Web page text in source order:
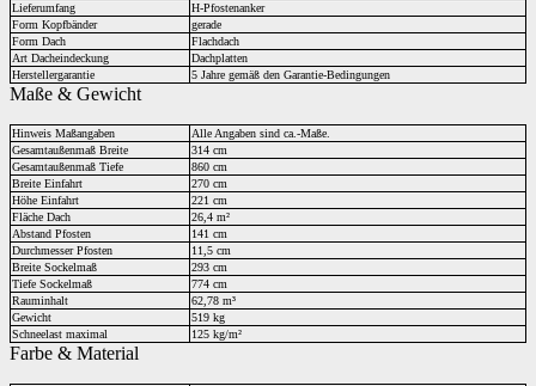
Lieferumfang
H-Pfostenanker
Form Kopfbänder
gerade
Form Dach
Flachdach
Art Dacheindeckung
Dachplatten
Herstellergarantie
5 Jahre gemäß den Garantie-Bedingungen
Maße & Gewicht
Hinweis Maßangaben
Alle Angaben sind ca.-Maße.
Gesamtaußenmaß Breite
314 cm
Gesamtaußenmaß Tiefe
860 cm
Breite Einfahrt
270 cm
Höhe Einfahrt
221 cm
Fläche Dach
26,4 m²
Abstand Pfosten
141 cm
Durchmesser Pfosten
11,5 cm
Breite Sockelmaß
293 cm
Tiefe Sockelmaß
774 cm
Rauminhalt
62,78 m³
Gewicht
519 kg
Schneelast maximal
125 kg/m²
Farbe & Material